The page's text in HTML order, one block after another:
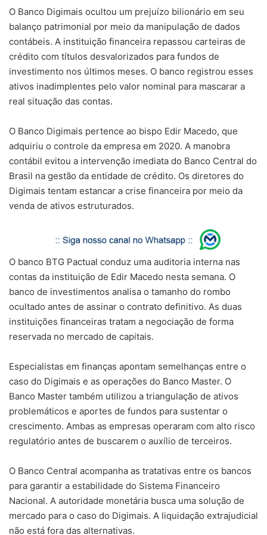
O Banco Digimais ocultou um prejuízo bilionário em seu
balanço patrimonial por meio da manipulação de dados
contábeis. A instituição financeira repassou carteiras de
crédito com títulos desvalorizados para fundos de
investimento nos últimos meses. O banco registrou esses
ativos inadimplentes pelo valor nominal para mascarar a
real situação das contas.
O Banco Digimais pertence ao bispo Edir Macedo, que
adquiriu o controle da empresa em 2020. A manobra
contábil evitou a intervenção imediata do Banco Central do
Brasil na gestão da entidade de crédito. Os diretores do
Digimais tentam estancar a crise financeira por meio da
venda de ativos estruturados.
O banco BTG Pactual conduz uma auditoria interna nas
contas da instituição de Edir Macedo nesta semana. O
banco de investimentos analisa o tamanho do rombo
ocultado antes de assinar o contrato definitivo. As duas
instituições financeiras tratam a negociação de forma
reservada no mercado de capitais.
Especialistas em finanças apontam semelhanças entre o
caso do Digimais e as operações do Banco Master. O
Banco Master também utilizou a triangulação de ativos
problemáticos e aportes de fundos para sustentar o
crescimento. Ambas as empresas operaram com alto risco
regulatório antes de buscarem o auxílio de terceiros.
O Banco Central acompanha as tratativas entre os bancos
para garantir a estabilidade do Sistema Financeiro
Nacional. A autoridade monetária busca uma solução de
mercado para o caso do Digimais. A liquidação extrajudicial
não está fora das alternativas.